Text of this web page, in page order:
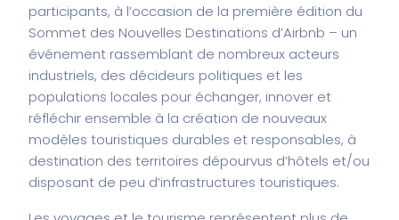
participants, à l’occasion de la première édition du
Sommet des Nouvelles Destinations d’Airbnb – un
événement rassemblant de nombreux acteurs
industriels, des décideurs politiques et les
populations locales pour échanger, innover et
réfléchir ensemble à la création de nouveaux
modèles touristiques durables et responsables, à
destination des territoires dépourvus d’hôtels et/ou
disposant de peu d’infrastructures touristiques.